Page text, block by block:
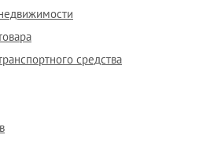
средства